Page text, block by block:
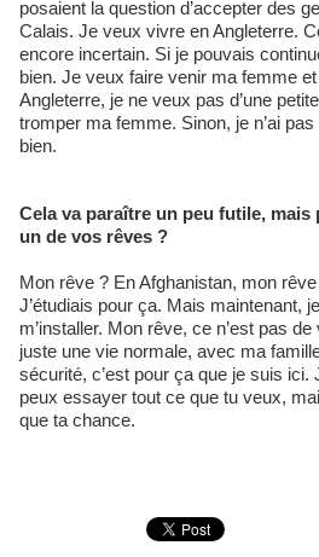
posaient la question d’accepter des
Calais. Je veux vivre en Angleterre.
encore incertain. Si je pouvais
bien. Je veux faire venir ma femme
Angleterre, je ne veux pas d’une
tromper ma femme. Sinon, je n’ai
bien.
Cela va paraître un peu futile, mais pouvez-vous partager
un de vos rêves ?
Mon rêve ? En Afghanistan, mon
J’étudiais pour ça. Mais maintenant,
m’installer. Mon rêve, ce n’est pas
juste une vie normale, avec ma
sécurité, c’est pour ça que je suis ici.
peux essayer tout ce que tu veux,
que ta chance.